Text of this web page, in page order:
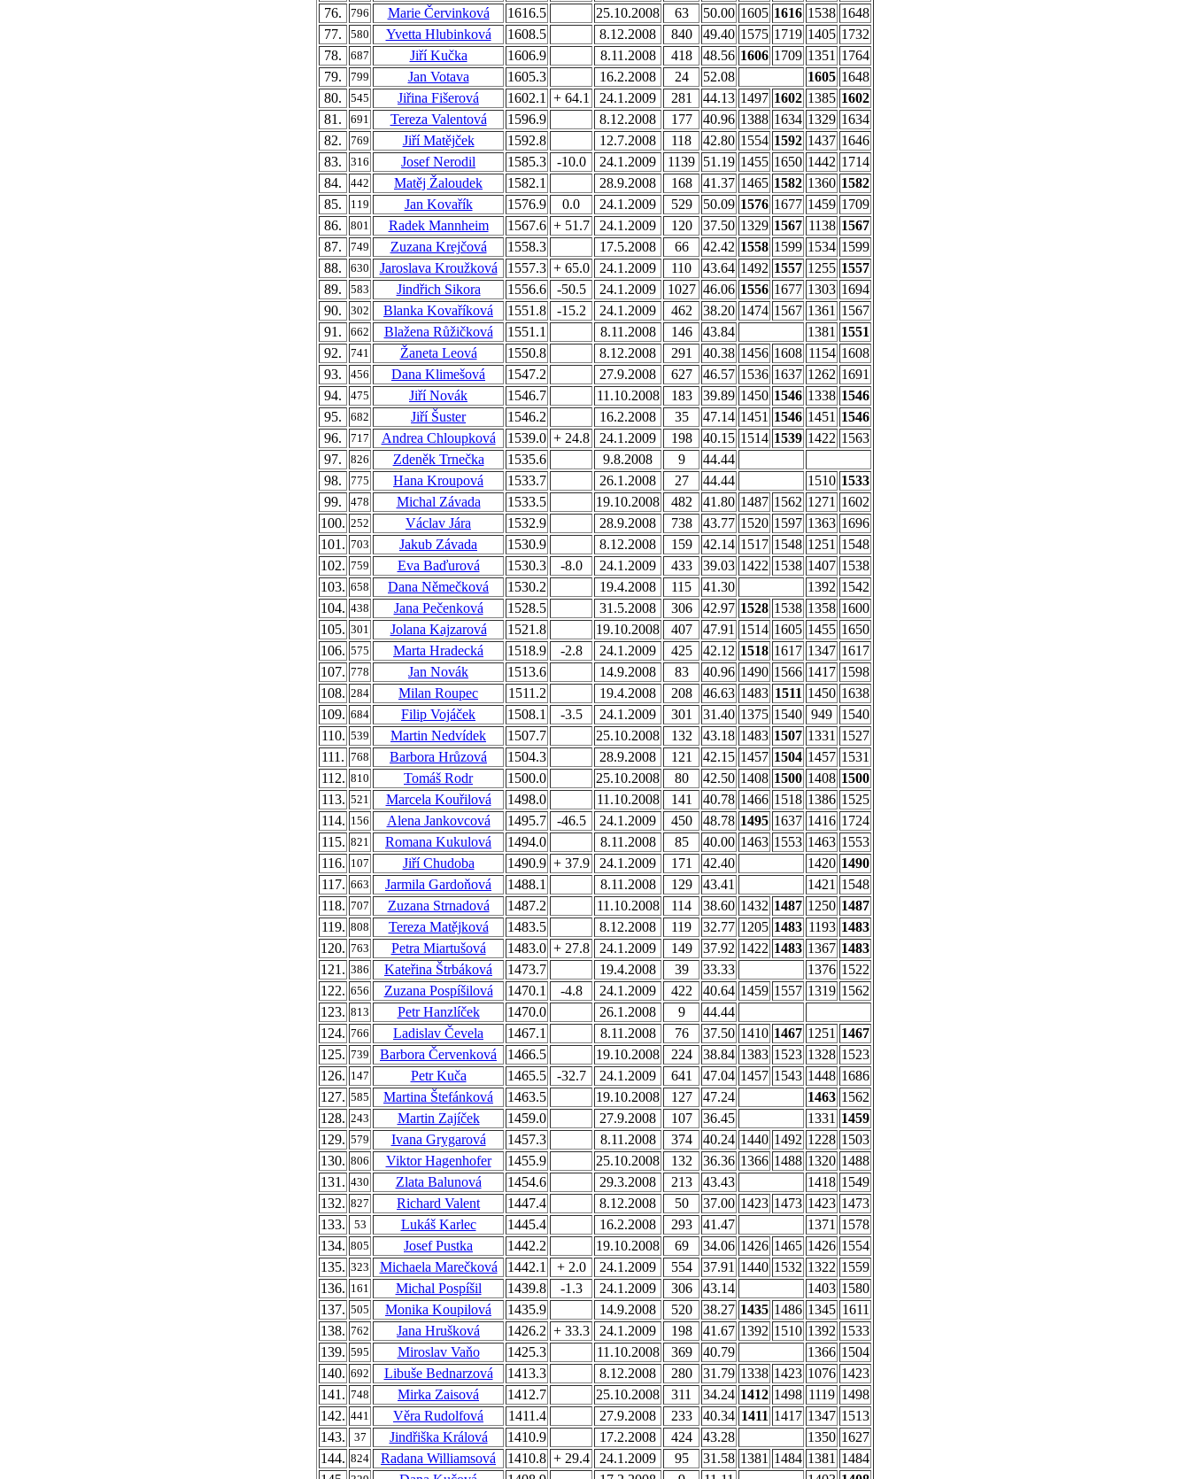
76.
796 Marie Červinková 1616.5 25.10.2008 63 50.00 1605 1616 1538 1648
77.
580 Yvetta Hlubinková 1608.5 8.12.2008 840 49.40 1575 1719 1405 1732
78.
687 Jiří Kučka 1606.9 8.11.2008 418 48.56 1606 1709 1351 1764
79.
799 Jan Votava 1605.3 16.2.2008 24 52.08 1605 1648
80.
545 Jiřina Fišerová 1602.1 + 64.1 24.1.2009 281 44.13 1497 1602 1385 1602
81.
691 Tereza Valentová 1596.9 8.12.2008 177 40.96 1388 1634 1329 1634
82.
769 Jiří Matějček 1592.8 12.7.2008 118 42.80 1554 1592 1437 1646
83.
316 Josef Nerodil 1585.3 -10.0 24.1.2009 1139 51.19 1455 1650 1442 1714
84.
442 Matěj Žaloudek 1582.1 28.9.2008 168 41.37 1465 1582 1360 1582
85.
119 Jan Kovařík 1576.9 0.0 24.1.2009 529 50.09 1576 1677 1459 1709
86.
801 Radek Mannheim 1567.6 + 51.7 24.1.2009 120 37.50 1329 1567 1138 1567
87.
749 Zuzana Krejčová 1558.3 17.5.2008 66 42.42 1558 1599 1534 1599
88.
630 Jaroslava Kroužková 1557.3 + 65.0 24.1.2009 110 43.64 1492 1557 1255 1557
89.
583 Jindřich Sikora 1556.6 -50.5 24.1.2009 1027 46.06 1556 1677 1303 1694
90.
302 Blanka Kovaříková 1551.8 -15.2 24.1.2009 462 38.20 1474 1567 1361 1567
91.
662 Blažena Růžičková 1551.1 8.11.2008 146 43.84 1381 1551
92.
741 Žaneta Leová 1550.8 8.12.2008 291 40.38 1456 1608 1154 1608
93.
456 Dana Klimešová 1547.2 27.9.2008 627 46.57 1536 1637 1262 1691
94.
475 Jiří Novák 1546.7 11.10.2008 183 39.89 1450 1546 1338 1546
95.
682 Jiří Šuster 1546.2 16.2.2008 35 47.14 1451 1546 1451 1546
96.
717 Andrea Chloupková 1539.0 + 24.8 24.1.2009 198 40.15 1514 1539 1422 1563
97.
826 Zdeněk Trnečka 1535.6 9.8.2008 9
44.44
98.
775 Hana Kroupová 1533.7 26.1.2008 27 44.44 1510 1533
99.
478 Michal Závada 1533.5 19.10.2008 482 41.80 1487 1562 1271 1602
100. 252 Václav Jára 1532.9 28.9.2008 738 43.77 1520 1597 1363 1696
101. 703 Jakub Závada 1530.9 8.12.2008 159 42.14 1517 1548 1251 1548
102. 759 Eva Baďurová 1530.3 -8.0 24.1.2009 433 39.03 1422 1538 1407 1538
103. 658 Dana Němečková 1530.2 19.4.2008 115 41.30 1392 1542
104. 438 Jana Pečenková 1528.5 31.5.2008 306 42.97 1528 1538 1358 1600
105. 301 Jolana Kajzarová 1521.8 19.10.2008 407 47.91 1514 1605 1455 1650
106. 575 Marta Hradecká 1518.9 -2.8 24.1.2009 425 42.12 1518 1617 1347 1617
107. 778 Jan Novák 1513.6 14.9.2008 83 40.96 1490 1566 1417 1598
108. 284 Milan Roupec 1511.2 19.4.2008 208 46.63 1483 1511 1450 1638
109. 684 Filip Vojáček 1508.1 -3.5 24.1.2009 301 31.40 1375 1540 949
1540
110. 539 Martin Nedvídek 1507.7 25.10.2008 132 43.18 1483 1507 1331 1527
111. 768 Barbora Hrůzová 1504.3 28.9.2008 121 42.15 1457 1504 1457 1531
112. 810 Tomáš Rodr 1500.0 25.10.2008 80 42.50 1408 1500 1408 1500
113. 521 Marcela Kouřilová 1498.0 11.10.2008 141 40.78 1466 1518 1386 1525
114. 156 Alena Jankovcová 1495.7 -46.5 24.1.2009 450 48.78 1495 1637 1416 1724
115. 821 Romana Kukulová 1494.0 8.11.2008 85 40.00 1463 1553 1463 1553
116. 107 Jiří Chudoba 1490.9 + 37.9 24.1.2009 171 42.40 1420 1490
117. 663 Jarmila Gardoňová 1488.1 8.11.2008 129 43.41 1421 1548
118. 707 Zuzana Strnadová 1487.2 11.10.2008 114 38.60 1432 1487 1250 1487
119. 808 Tereza Matějková 1483.5 8.12.2008 119 32.77 1205 1483 1193 1483
120. 763 Petra Miartušová 1483.0 + 27.8 24.1.2009 149 37.92 1422 1483 1367 1483
121. 386 Kateřina Štrbáková 1473.7 19.4.2008 39 33.33 1376 1522
122. 656 Zuzana Pospíšilová 1470.1 -4.8 24.1.2009 422 40.64 1459 1557 1319 1562
123. 813 Petr Hanzlíček 1470.0 26.1.2008 9
44.44
124. 766 Ladislav Čevela 1467.1 8.11.2008 76 37.50 1410 1467 1251 1467
125. 739 Barbora Červenková 1466.5 19.10.2008 224 38.84 1383 1523 1328 1523
126. 147 Petr Kuča 1465.5 -32.7 24.1.2009 641 47.04 1457 1543 1448 1686
127. 585 Martina Štefánková 1463.5 19.10.2008 127 47.24 1463 1562
128. 243 Martin Zajíček 1459.0 27.9.2008 107 36.45 1331 1459
129. 579 Ivana Grygarová 1457.3 8.11.2008 374 40.24 1440 1492 1228 1503
130. 806 Viktor Hagenhofer 1455.9 25.10.2008 132 36.36 1366 1488 1320 1488
131. 430 Zlata Balunová 1454.6 29.3.2008 213 43.43 1418 1549
132. 827 Richard Valent 1447.4 8.12.2008 50 37.00 1423 1473 1423 1473
133.
53 Lukáš Karlec 1445.4 16.2.2008 293 41.47 1371 1578
134. 805 Josef Pustka 1442.2 19.10.2008 69 34.06 1426 1465 1426 1554
135. 323 Michaela Marečková 1442.1 + 2.0 24.1.2009 554 37.91 1440 1532 1322 1559
136. 161 Michal Pospíšil 1439.8 -1.3 24.1.2009 306 43.14 1403 1580
137. 505 Monika Koupilová 1435.9 14.9.2008 520 38.27 1435 1486 1345 1611
138. 762 Jana Hrušková 1426.2 + 33.3 24.1.2009 198 41.67 1392 1510 1392 1533
139. 595 Miroslav Vaňo 1425.3 11.10.2008 369 40.79 1366 1504
140. 692 Libuše Bednarzová 1413.3 8.12.2008 280 31.79 1338 1423 1076 1423
141. 748 Mirka Zaisová 1412.7 25.10.2008 311 34.24 1412 1498 1119 1498
142. 441 Věra Rudolfová 1411.4 27.9.2008 233 40.34 1411 1417 1347 1513
143.
37 Jindřiška Králová 1410.9 17.2.2008 424 43.28 1350 1627
144. 824 Radana Williamsová 1410.8 + 29.4 24.1.2009 95 31.58 1381 1484 1381 1484